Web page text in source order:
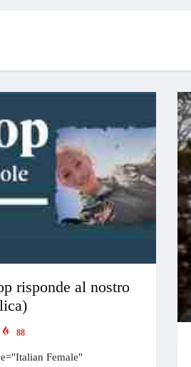
risponde al nostro
88
Female"